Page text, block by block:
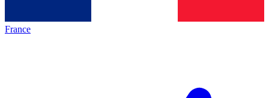
France